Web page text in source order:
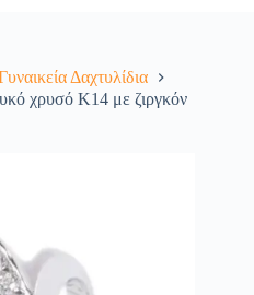
Δαχτυλίδια
χρυσό Κ14 με ζιργκόν